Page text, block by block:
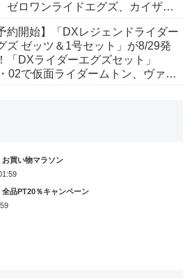
ゼロワンライドエグズ、カイザ、
約開始】「DXレジェンドライダー
ズ ゼッツ＆1号セット」が8/29発
「DXライダーエグズセット」
02で仮面ライダームトン、ヴァン
お買い物マラソン
全品PT20％キャンペーン